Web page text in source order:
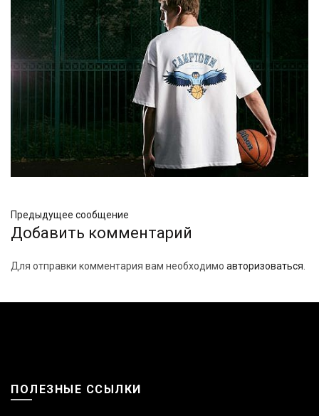
Предыдущее сообщение
Добавить комментарий
Для отправки комментария вам необходимо авторизоваться
ПОЛЕЗНЫЕ ССЫЛКИ